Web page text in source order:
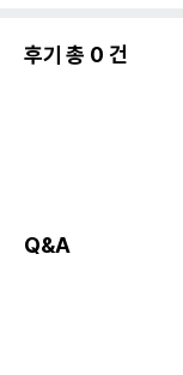
후기 총 0 건
Q&A